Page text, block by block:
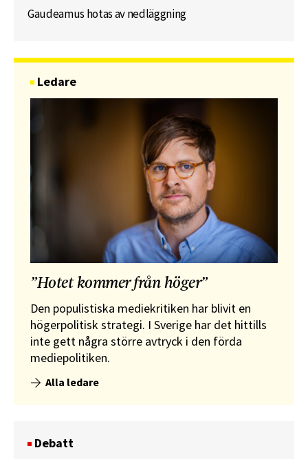
Gaudeamus hotas av nedläggning
Ledare
”Hotet kommer från höger”
Den populistiska mediekritiken har blivit en
högerpolitisk strategi. I Sverige har det hittills
inte gett några större avtryck i den förda
mediepolitiken.
Alla ledare
Debatt